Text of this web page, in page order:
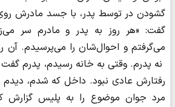
گشودن در توسط پدر، با جسد مادرش
گفت: «هر روز به پدر و مادرم سر
می‌گرفتم و احوال‌شان را می‌پرسیدم. آن
نه پدرم. وقتی به خانه رسیدم، پدرم
رفتارش عادی نبود. داخل که شدم، دیدم